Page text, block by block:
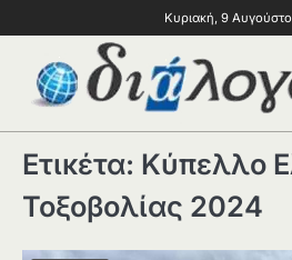
Κυριακή, 9
Ετικέτα: Κύπελλο
Τοξοβολίας 2024